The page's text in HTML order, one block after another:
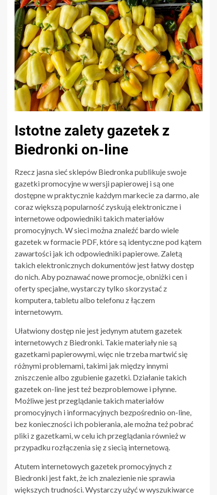
Istotne zalety gazetek z
Biedronki on-line
Rzecz jasna sieć sklepów Biedronka publikuje swoje
gazetki promocyjne w wersji papierowej i są one
dostępne w praktycznie każdym markecie za darmo, ale
coraz większą popularność zyskują elektroniczne i
internetowe odpowiedniki takich materiałów
promocyjnych. W sieci można znaleźć bardo wiele
gazetek w formacie PDF, które są identyczne pod kątem
zawartości jak ich odpowiedniki papierowe. Zaletą
takich elektronicznych dokumentów jest łatwy dostęp
do nich. Aby poznawać nowe promocje, obniżki cen i
oferty specjalne, wystarczy tylko skorzystać z
komputera, tabletu albo telefonu z łączem
internetowym.
Ułatwiony dostęp nie jest jedynym atutem gazetek
internetowych z Biedronki. Takie materiały nie są
gazetkami papierowymi, więc nie trzeba martwić się
różnymi problemami, takimi jak między innymi
zniszczenie albo zgubienie gazetki. Działanie takich
gazetek on-line jest też bezproblemowe i płynne.
Możliwe jest przeglądanie takich materiałów
promocyjnych i informacyjnych bezpośrednio on-line,
bez konieczności ich pobierania, ale można też pobrać
pliki z gazetkami, w celu ich przeglądania również w
przypadku rozłączenia się z siecią internetową.
Atutem internetowych gazetek promocyjnych z
Biedronki jest fakt, że ich znalezienie nie sprawia
większych trudności. Wystarczy użyć w wyszukiwarce